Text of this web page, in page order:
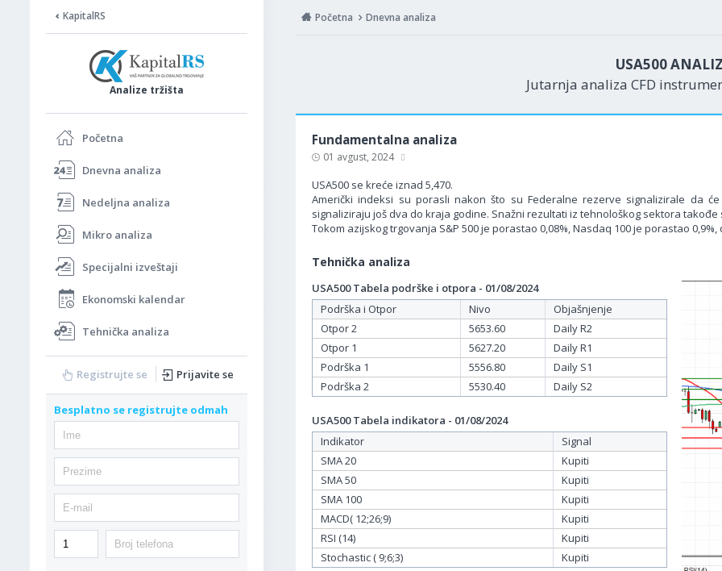
KapitalRS
Analize tržišta
Početna
Dnevna analiza
Nedeljna analiza
Mikro analiza
Specijalni izveštaji
Ekonomski kalendar
Tehnička analiza
Registrujte se Prijavite se
Besplatno se registrujte odmah
Početna Dnevna analiza
USA500
Jutarnja analiza CFD
Fundamentalna analiza
01 avgust, 2024
USA500 se kreće iznad 5,470.
Američki indeksi su porasli nakon što su Federalne rezerve signalizirale da
signaliziraju još dva do kraja godine. Snažni rezultati iz tehnološkog sektora takođe
Tokom azijskog trgovanja S&P 500 je porastao 0,08%, Nasdaq 100 je porastao 0,9%,
Tehnička analiza
USA500 Tabela podrške i otpora - 01/08/2024
Podrška i Otpor
Nivo
Objašnjenje
Otpor 2
5653.60
Daily R2
Otpor 1
5627.20
Daily R1
Podrška 1
5556.80
Daily S1
Podrška 2
5530.40 Daily S2
USA500 Tabela indikatora - 01/08/2024
Indikator
Signal
SMA 20
Kupiti
SMA 50
Kupiti
SMA 100
Kupiti
MACD( 12;26;9)
Kupiti
RSI (14)
Kupiti
Stochastic ( 9;6;3)
Kupiti